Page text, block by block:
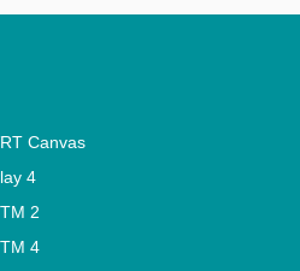
Canvas
4
2
4